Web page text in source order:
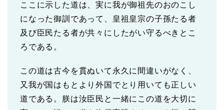
ここに示した道は、実に我が御祖先のおのこし
になった御訓であって、皇祖皇宗の子孫たる者
及び臣民たる者が共々にしたがい守るべきとこ
ろである。
この道は古今を貫ぬいて永久に間違いがなく、
又我が国はもとより外国でとり用いても正しい
道である。朕は汝臣民と一緒にこの道を大切に